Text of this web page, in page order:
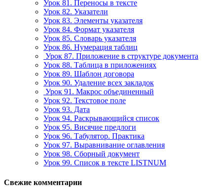
Урок 81. Переносы в тексте
Урок 82. Указатели
Урок 83. Элементы указателя
Урок 84. Формат указателя
Урок 85. Словарь указателя
Урок 86. Нумерация таблиц
Урок 87. Приложение в структуре документа
Урок 88. Таблица в приложениях
Урок 89. Шаблон договора
Урок 90. Удаление всех закладок
Урок 91. Макрос объединенный
Урок 92. Текстовое поле
Урок 93. Дата
Урок 94. Раскрывающийся список
Урок 95. Висячие предлоги
Урок 96. Табулятор. Практика
Урок 97. Выравнивание оглавления
Урок 98. Сборный документ
Урок 99. Список в тексте LISTNUM
Свежие комментарии